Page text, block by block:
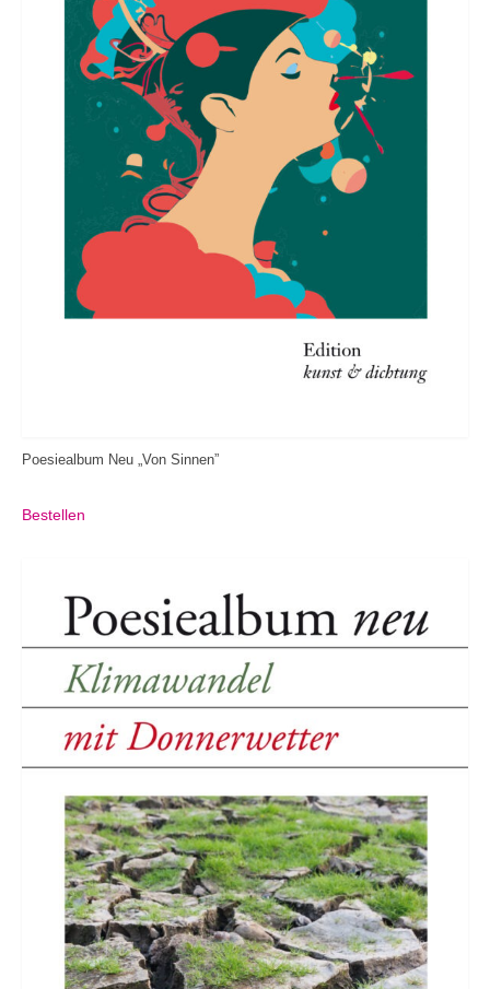
Poesiealbum Neu „Von Sinnen”
Bestellen